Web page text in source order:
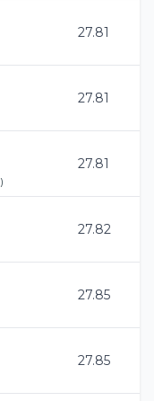
27.81
27.81
)
27.81
27.82
27.85
27.85